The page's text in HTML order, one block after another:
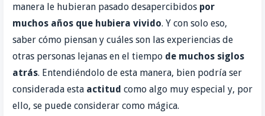
manera le hubieran pasado desapercibidos por
muchos años que hubiera vivido. Y con solo eso,
saber cómo piensan y cuáles son las experiencias de
otras personas lejanas en el tiempo de muchos siglos
atrás. Entendiéndolo de esta manera, bien podría ser
considerada esta actitud como algo muy especial y, por
ello, se puede considerar como mágica.